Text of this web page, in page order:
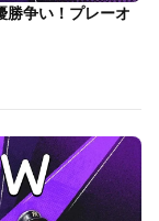
勝争い！プレーオ